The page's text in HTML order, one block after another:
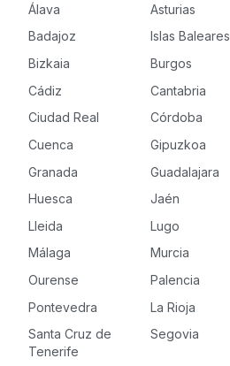
Álava
Asturias
Badajoz
Islas Baleares
Bizkaia
Burgos
Cádiz
Cantabria
Ciudad Real
Córdoba
Cuenca
Gipuzkoa
Granada
Guadalajara
Huesca
Jaén
Lleida
Lugo
Málaga
Murcia
Ourense
Palencia
Pontevedra
La Rioja
Santa Cruz de
Tenerife
Segovia